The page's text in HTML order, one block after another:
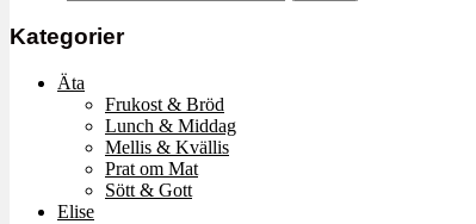
Kategorier
Äta
Frukost & Bröd
Lunch & Middag
Mellis & Kvällis
Prat om Mat
Sött & Gott
Elise